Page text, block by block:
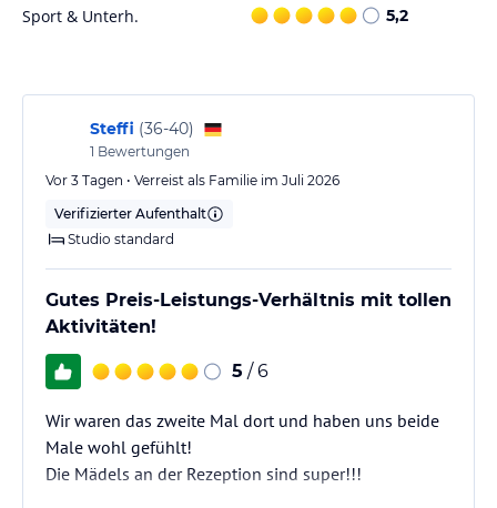
In traumhafter Südlage liegt der Ferienpark auf dem 800 m hohen
Shuttlebus zur Stadtmitte) und unweit des Nationalparks
Bayerischer Wald.
Alle Ferienwohnungen haben einen Balkon mit traumhaftem
Ausblick über den Bayerischen Wald, eine gut ausgestattete
Küche, ein Bad mit Du/WC sowie Kingsize Schrankbetten bzw. ein
extra Schlafzimmer mit Kingsize Doppelbett, Sat-TV, Sitz- und
Essecke.
Gastronomie im Hotel
Zum Frühstück lädt unser Panoramarestaurant GeYerei ein.
Sport & Unterh. 5,2
Steffi (36-40)
1 Bewertungen
Vor 3 Tagen • Verreist als Familie im Juli 2026
Verifizierter Aufenthalt
Studio standard
Gutes Preis-Leistungs-Verhältnis mit tollen
Aktivitäten!
5 / 6
Wir waren das zweite Mal dort und haben uns beide
Male wohl gefühlt!
Die Mädels an der Rezeption sind super!!!